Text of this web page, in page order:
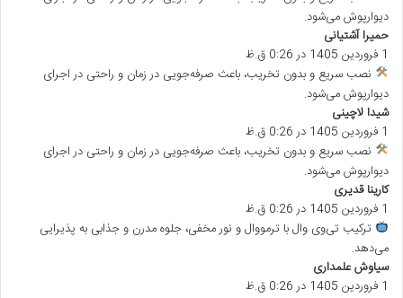
:
دیوارپوش می‌شود.
حمیرا آشتیانی
ف
ت
:
1 فروردین 1405 در 0:26 ق.ظ
نصب سریع و بدون تخریب، باعث صرفه‌جویی در زمان و راحتی در اجرای
دیوارپوش می‌شود.
شیدا لاچینی
ف
ت
:
1 فروردین 1405 در 0:26 ق.ظ
نصب سریع و بدون تخریب، باعث صرفه‌جویی در زمان و راحتی در اجرای
دیوارپوش می‌شود.
کارینا قدیری
ف
ت
1 فروردین 1405 در 0:26 ق.ظ
ترکیب تی‌وی وال با ترمووال و نور مخفی، جلوه مدرن و جذابی به پذیرایی
می‌دهد.
سیاوش علمداری
ف
1 فروردین 1405 در 0:26 ق.ظ